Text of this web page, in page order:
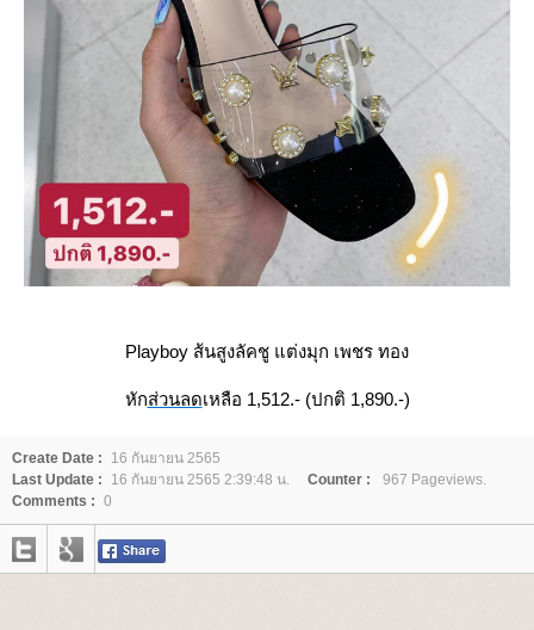
Playboy ส้นสูงลัคชู แต่งมุก เพชร ทอง
หักส่วนลดเหลือ 1,512.- (ปกติ 1,890.-)
Create Date :
16 กันยายน 2565
Last Update :
16 กันยายน 2565 2:39:48 น. Counter :
967 Pageviews.
Comments : 0